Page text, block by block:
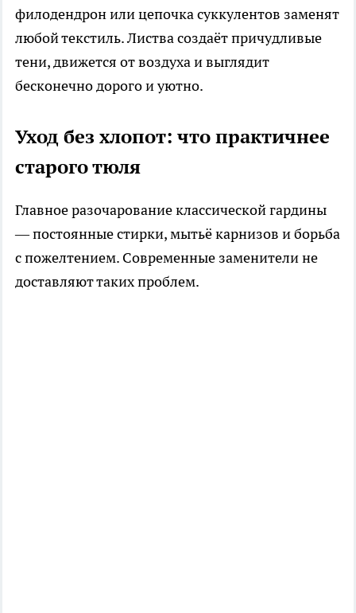
филодендрон или цепочка суккулентов заменят
любой текстиль. Листва создаёт причудливые
тени, движется от воздуха и выглядит
бесконечно дорого и уютно.
Уход без хлопот: что практичнее
старого тюля
Главное разочарование классической гардины
— постоянные стирки, мытьё карнизов и борьба
с пожелтением. Современные заменители не
доставляют таких проблем.